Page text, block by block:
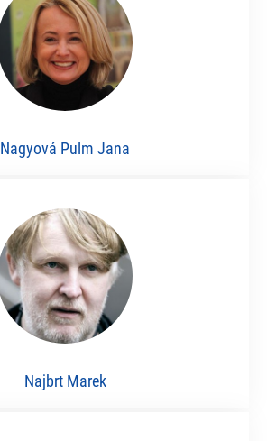
Nagyová Pulm Jana
Najbrt Marek